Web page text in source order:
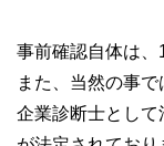
事前確認自体は、
また、当然の事
企業診断士とし